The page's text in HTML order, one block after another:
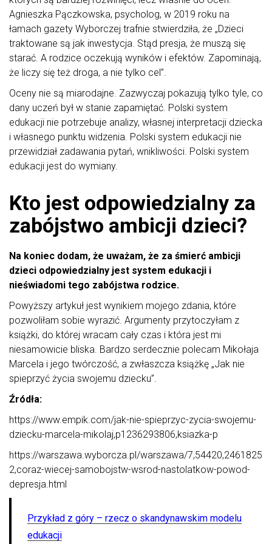
Agnieszka Pączkowska, psycholog, w 2019 roku na
łamach gazety Wyborczej trafnie stwierdziła, że „Dzieci
traktowane są jak inwestycja. Stąd presja, że muszą się
starać. A rodzice oczekują wyników i efektów. Zapominają,
że liczy się też droga, a nie tylko cel”.
Oceny nie są miarodajne. Zazwyczaj pokazują tylko tyle, co
dany uczeń był w stanie zapamiętać. Polski system
edukacji nie potrzebuje analizy, własnej interpretacji dziecka
i własnego punktu widzenia. Polski system edukacji nie
przewidział zadawania pytań, wnikliwości. Polski system
edukacji jest do wymiany.
Kto jest odpowiedzialny za
zabójstwo ambicji dzieci?
Na koniec dodam, że uważam, że za śmierć ambicji
dzieci odpowiedzialny jest system edukacji i
nieświadomi tego zabójstwa rodzice.
Powyższy artykuł jest wynikiem mojego zdania, które
pozwoliłam sobie wyrazić. Argumenty przytoczyłam z
książki, do której wracam cały czas i która jest mi
niesamowicie bliska. Bardzo serdecznie polecam Mikołaja
Marcela i jego twórczość, a zwłaszcza książkę „Jak nie
spieprzyć życia swojemu dziecku”.
Źródła:
https://www.empik.com/jak-nie-spieprzyc-zycia-swojemu-
dziecku-marcela-mikolaj,p1236293806,ksiazka-p
https://warszawa.wyborcza.pl/warszawa/7,54420,2461825
2,coraz-wiecej-samobojstw-wsrod-nastolatkow-powod-
depresja.html
Przykład z góry – rzecz o skandynawskim modelu
edukacji